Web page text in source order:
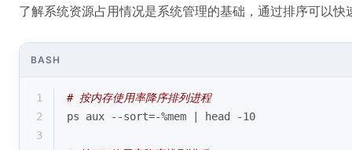
了解系统资源占用情况是系统管理的基础，通过排序可以
BASH
1
# 按内存使用率降序排列进程
2
ps aux --sort=-%mem | head -10
3